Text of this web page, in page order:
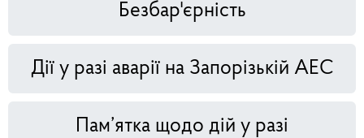
Безбар'єрність
Дії у разі аварії на Запорізькій АЕС
Пам’ятка щодо дій у разі